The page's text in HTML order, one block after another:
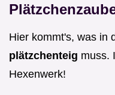
Hier kommt's, was in
plätzchenteig muss.
Hexenwerk!